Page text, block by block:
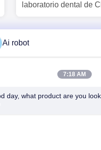
laboratorio dental de
servicio completo de alto
laboratorios dentales
Ai robot
7:18 AM
day, what product are you